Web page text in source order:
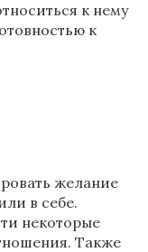
к нему
к
желание
в себе.
некоторые
Также